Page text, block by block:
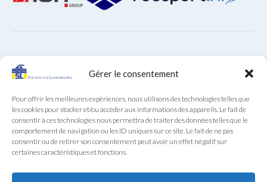
Gérer le consentement
Pour offrir les meilleures expériences, nous utilisons des technologies telles que
les cookies pour stocker et/ou accéder aux informations des appareils. Le fait de
consentir à ces technologies nous permettra de traiter des données telles que le
comportement de navigation ou les ID uniques sur ce site. Le fait de ne pas
consentir ou de retirer son consentement peut avoir un effet négatif sur
certaines caractéristiques et fonctions.
ARCHIVES